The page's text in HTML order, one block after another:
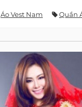
Áo Vest Nam Quần